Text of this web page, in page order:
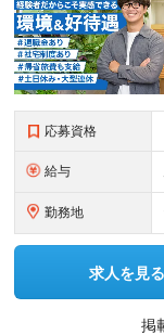
応募資格
給与
勤務地
求人を見る
掲